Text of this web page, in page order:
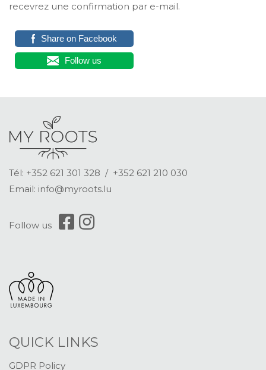
recevrez une confirmation par e-mail.
Share on Facebook
Follow us
Tél: +352 621 301 328 / +352 621 210 030
Email: info@myroots.lu
Follow us
QUICK LINKS
GDPR Policy